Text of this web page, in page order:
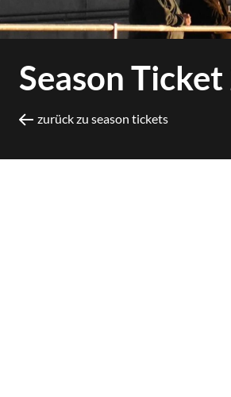
Season
zurück zu season tickets